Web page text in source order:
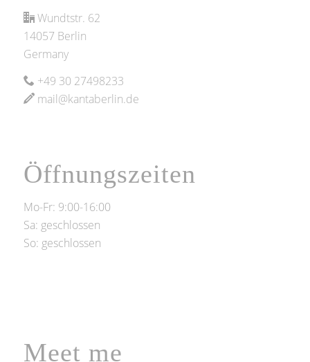
Wundtstr. 62
14057 Berlin
Germany
+49 30 27498233
mail@kantaberlin.de
Öffnungszeiten
Mo-Fr: 9:00-16:00
Sa: geschlossen
So: geschlossen
Meet me